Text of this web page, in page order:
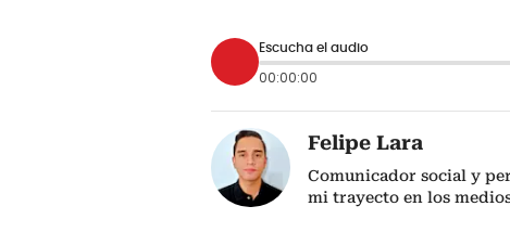
Escucha el audio
00:00:00
Felipe Lara
Comunicador social y
mi trayecto en los